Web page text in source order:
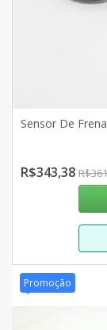
Sensor De
R$343,38
Promoção